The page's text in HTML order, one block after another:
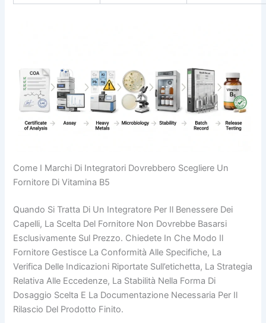
Come I Marchi Di Integratori Dovrebbero Scegliere Un
Fornitore Di Vitamina B5
Quando Si Tratta Di Un Integratore Per Il Benessere Dei
Capelli, La Scelta Del Fornitore Non Dovrebbe Basarsi
Esclusivamente Sul Prezzo. Chiedete In Che Modo Il
Fornitore Gestisce La Conformità Alle Specifiche, La
Verifica Delle Indicazioni Riportate Sull’etichetta, La Strategia
Relativa Alle Eccedenze, La Stabilità Nella Forma Di
Dosaggio Scelta E La Documentazione Necessaria Per Il
Rilascio Del Prodotto Finito.